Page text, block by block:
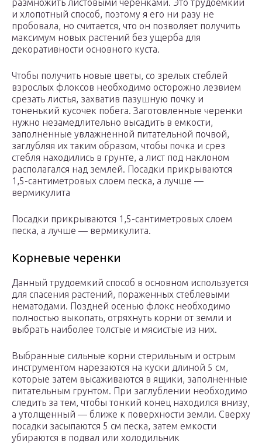
размножить листовыми черенками. Это трудоемкий
и хлопотный способ, поэтому я его ни разу не
пробовала, но считается, что он позволяет получить
максимум новых растений без ущерба для
декоративности основного куста.
Чтобы получить новые цветы, со зрелых стеблей
взрослых флоксов необходимо осторожно лезвием
срезать листья, захватив пазушную почку и
тоненький кусочек побега. Заготовленные черенки
нужно незамедлительно высадить в емкости,
заполненные увлажненной питательной почвой,
заглубляя их таким образом, чтобы почка и срез
стебля находились в грунте, а лист под наклоном
располагался над землей. Посадки прикрываются
1,5-сантиметровых слоем песка, а лучше —
вермикулита
Посадки прикрываются 1,5-сантиметровых слоем
песка, а лучше — вермикулита.
Корневые черенки
Данный трудоемкий способ в основном используется
для спасения растений, пораженных стеблевыми
нематодами. Поздней осенью флокс необходимо
полностью выкопать, отряхнуть корни от земли и
выбрать наиболее толстые и мясистые из них.
Выбранные сильные корни стерильным и острым
инструментом нарезаются на куски длиной 5 см,
которые затем высаживаются в ящики, заполненные
питательным грунтом. При заглублении необходимо
следить за тем, чтобы тонкий конец находился внизу,
а утолщенный — ближе к поверхности земли. Сверху
посадки засыпаются 5 см песка, затем емкости
убираются в подвал или холодильник